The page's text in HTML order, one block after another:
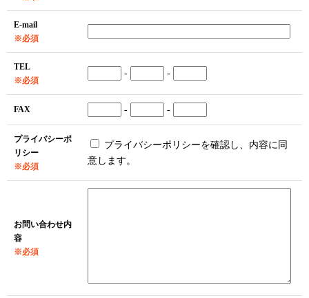
E-mail
※必須
TEL
※必須
- -
FAX - -
プライバシーポ
リシー
※必須
プライバシーポリシーを確認し、内容に同
意します。
お問い合わせ内
容
※必須